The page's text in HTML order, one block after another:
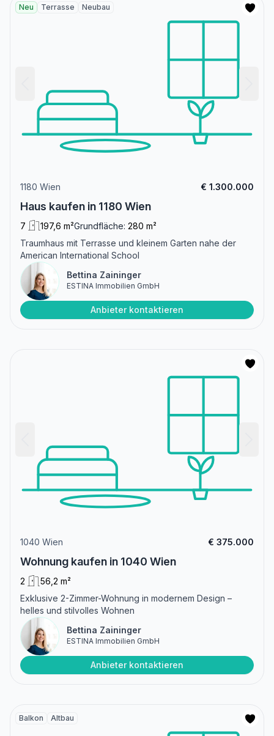
Neu Terrasse Neubau
1180 Wien € 1.300.000
Haus kaufen in 1180 Wien
7 197,6 m²Grundfläche: 280 m²
Traumhaus mit Terrasse und kleinem Garten nahe der
American International School
Bettina Zaininger
ESTINA Immobilien GmbH
Anbieter kontaktieren
1040 Wien € 375.000
Wohnung kaufen in 1040 Wien
2
56,2 m²
Exklusive 2-Zimmer-Wohnung in modernem Design –
helles und stilvolles Wohnen
Bettina Zaininger
ESTINA Immobilien GmbH
Anbieter kontaktieren
Balkon Altbau